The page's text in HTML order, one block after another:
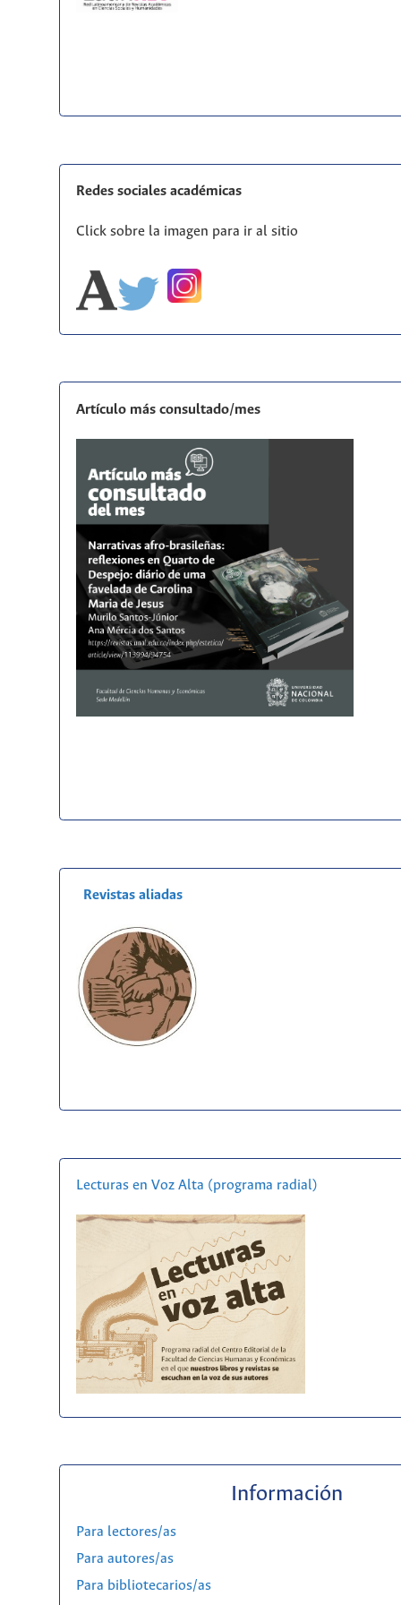
Redes sociales académicas
Click sobre la imagen para ir al sitio
Artículo más consultado/mes
Revistas aliadas
Lecturas en Voz Alta (programa radial)
Información
Para lectores/as
Para autores/as
Para bibliotecarios/as